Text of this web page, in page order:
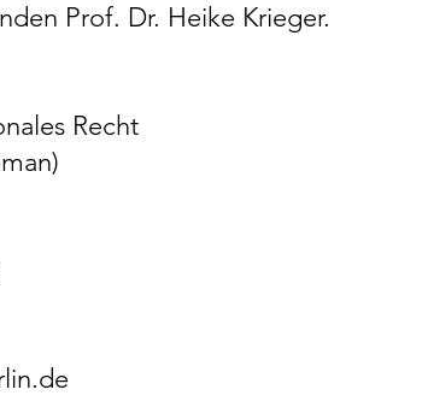
Prof. Dr. Heike Krieger.
Recht